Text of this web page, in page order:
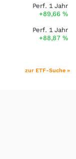
Perf. 1 Jahr
+89,66%
Perf. 1 Jahr
+88,87%
zur ETF-Suche »